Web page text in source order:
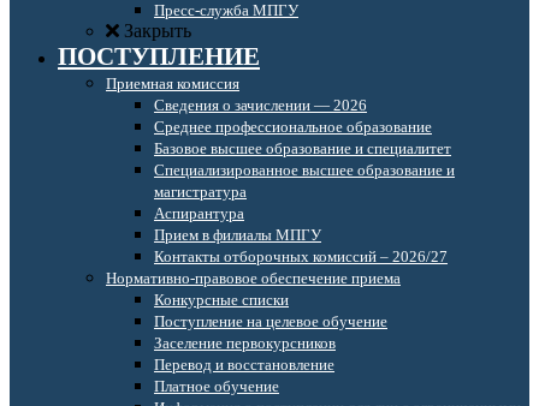
Пресс-служба МПГУ
Закрыть
ПОСТУПЛЕНИЕ
Приемная комиссия
Сведения о зачислении — 2026
Среднее профессиональное образование
Базовое высшее образование и специалитет
Специализированное высшее образование и
магистратура
Аспирантура
Прием в филиалы МПГУ
Контакты отборочных комиссий – 2026/27
Нормативно-правовое обеспечение приема
Конкурсные списки
Поступление на целевое обучение
Заселение первокурсников
Перевод и восстановление
Платное обучение